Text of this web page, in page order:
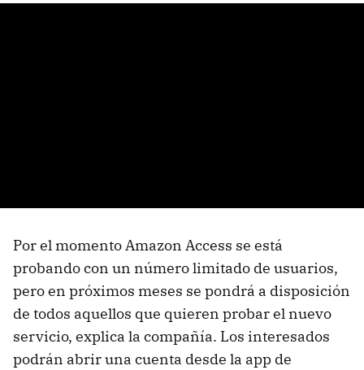
Por el momento Amazon Access se está
probando con un número limitado de usuarios,
pero en próximos meses se pondrá a disposición
de todos aquellos que quieren probar el nuevo
servicio, explica la compañía. Los interesados
podrán abrir una cuenta desde la app de